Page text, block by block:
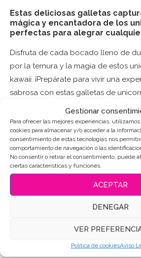
Gestionar
Para ofrecer las mejores experiencias,
cookies para almacenar y/o acceder a la
consentimiento de estas tecnologías nos
comportamiento de navegación o las
No consentir o retirar el consentimiento, puede
ciertas características y funciones.
ACEPTAR
DENEGAR
VER
Política de cookiesAviso
Estas deliciosas galletas
mágica y encantadora de los
perfectas para alegrar
Disfruta de cada bocado lleno de
por la ternura y la magia de estos
kawaii. ¡Prepárate para vivir una
sabrosa con estas galletas de
Puedes consultar los ingredientes
AÑADIR AL
SKU:10835
Mundo de Fantasía
#GalletaEmotiva,
#MagiaYDulzura,
Galletas personalizadas